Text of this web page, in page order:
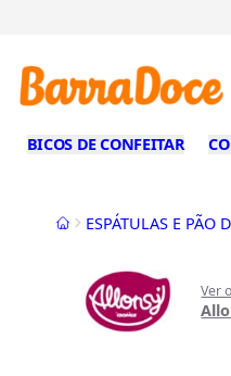
BICOS DE CONFEITAR
InícioESPÁTULAS E PÃO
Ver